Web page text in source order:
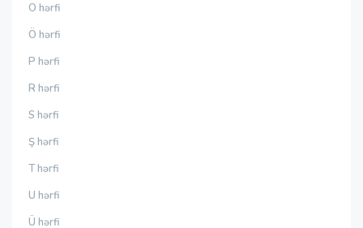
O hərfi
Ö hərfi
P hərfi
R hərfi
S hərfi
Ş hərfi
T hərfi
U hərfi
Ü hərfi